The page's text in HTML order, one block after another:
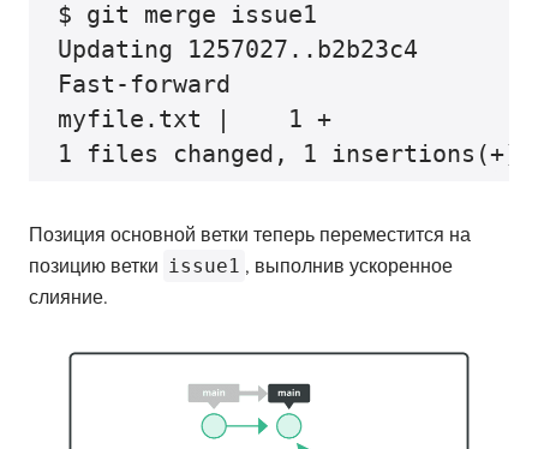
$ git merge issue1
Updating 1257027..b2b23c4
Fast-forward
myfile.txt |    1 +
Позиция основной ветки теперь переместится на
позицию ветки issue1 , выполнив ускоренное
слияние.